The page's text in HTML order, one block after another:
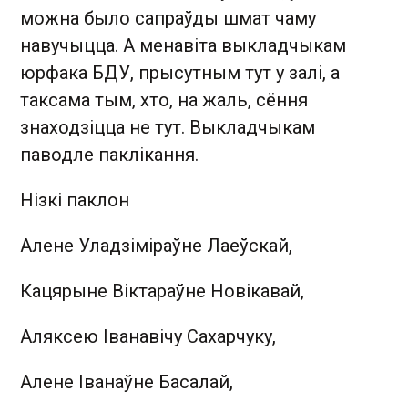
можна было сапраўды шмат чаму
навучыцца. А менавіта выкладчыкам
юрфака БДУ, прысутным тут у залі, а
таксама тым, хто, на жаль, сёння
знаходзіцца не тут. Выкладчыкам
паводле паклікання.
Нізкі паклон
Алене Уладзіміраўне Лаеўскай,
Кацярыне Віктараўне Новікавай,
Аляксею Іванавічу Сахарчуку,
Алене Іванаўне Басалай,